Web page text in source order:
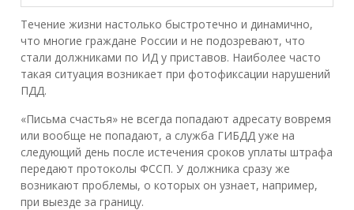
Течение жизни настолько быстротечно и динамично,
что многие граждане России и не подозревают, что
стали должниками по ИД у приставов. Наиболее часто
такая ситуация возникает при фотофиксации нарушений
ПДД.
«Письма счастья» не всегда попадают адресату вовремя
или вообще не попадают, а служба ГИБДД уже на
следующий день после истечения сроков уплаты штрафа
передают протоколы ФССП. У должника сразу же
возникают проблемы, о которых он узнает, например,
при выезде за границу.